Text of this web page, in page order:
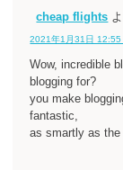
cheap flights
2021年1月31日 12:55
Wow, incredible
blogging for?
you make
fantastic,
as smartly as